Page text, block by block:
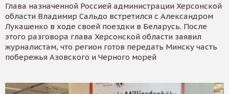
Глава назначенной Россией администрации Херсонской
области Владимир Сальдо встретился с Александром
Лукашенко в ходе своей поездки в Беларусь. После
этого разговора глава Херсонской области заявил
журналистам, что регион готов передать Минску часть
побережья Азовского и Черного морей